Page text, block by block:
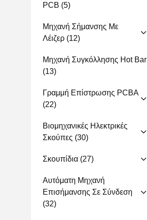
PCB (5)
Μηχανή Σήμανσης Με
Λέιζερ (12)
Μηχανή Συγκόλλησης Hot Bar
(13)
Γραμμή Επίστρωσης PCBA
(22)
Βιομηχανικές Ηλεκτρικές
Σκούπες (30)
Σκουπίδια (27)
Αυτόματη Μηχανή
Επισήμανσης Σε Σύνδεση
(32)